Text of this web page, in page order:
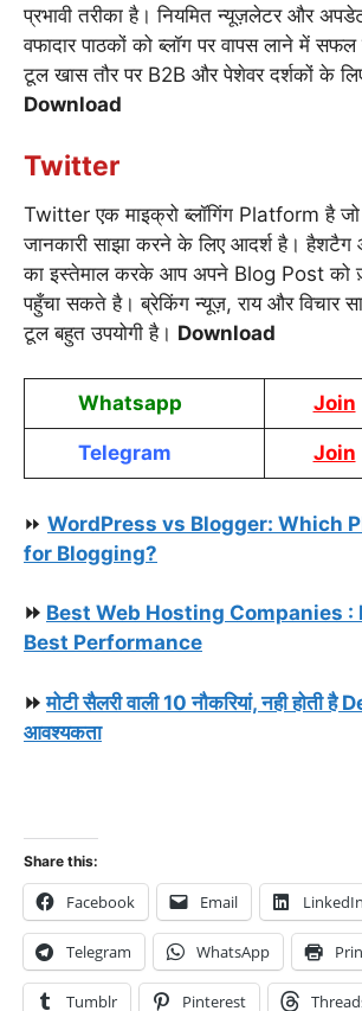
प्रभावी तरीका है। नियमित न्यूज़लेटर और
वफादार पाठकों को ब्लॉग पर वापस लाने में
टूल खास तौर पर B2B और पेशेवर दर्शकों के
Download
Twitter
Twitter एक माइक्रो ब्लॉगिंग Platform है जो
जानकारी साझा करने के लिए आदर्श है। हैशटैग
का इस्तेमाल करके आप अपने Blog Post को
पहुँचा सकते है। ब्रेकिंग न्यूज़, राय और विचार
टूल बहुत उपयोगी है। Download
Whatsapp Join
Telegram Join
⏩ WordPress vs Blogger: Which
for Blogging?
⏩ Best Web Hosting Companies :
Best Performance
⏩मोटी सैलरी वाली 10 नौकरियां, नही होती है
आवश्यकता
Share this:
Facebook Email LinkedIn
Telegram WhatsApp
Tumblr Pinterest